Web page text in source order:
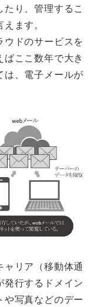
り、管理するこ
ます。
ドのサービスを
ここ数年で大き
は、電子メールが
リア（移動体通
行するドメイン
写真などのデー